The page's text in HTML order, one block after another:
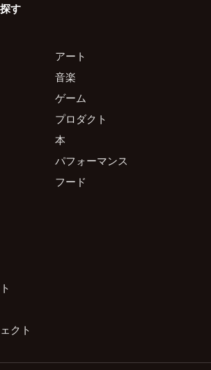
す
アート
音楽
ゲーム
プロダクト
本
パフォーマンス
フード
クト